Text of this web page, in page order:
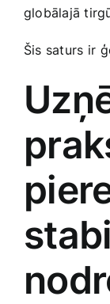
globālajā
Šis saturs ir